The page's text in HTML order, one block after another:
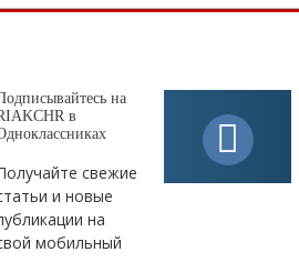
на
в
свежие
и новые
на
мобильный